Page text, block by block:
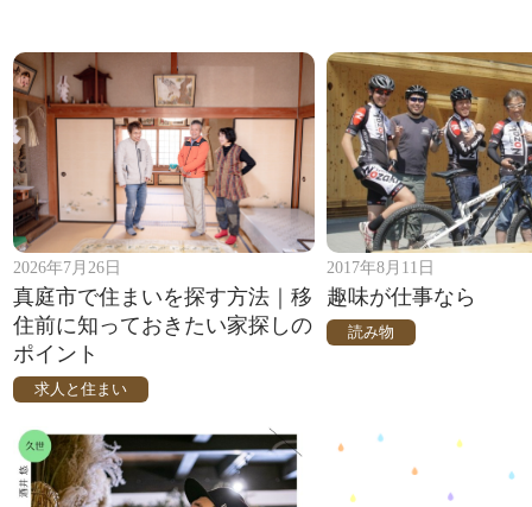
2026年7月26日
真庭市で住まいを探す方法｜移
住前に知っておきたい家探しの
ポイント
求人と住まい
2017年8月11日
趣味が仕事なら
読み物